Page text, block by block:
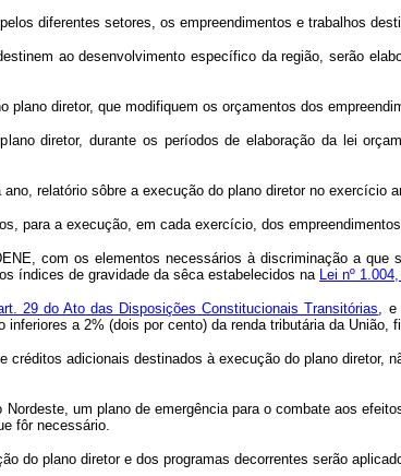
diferentes setores, os empreendimentos e trabalhos
ao desenvolvimento específico da região, serão
diretor, que modifiquem os orçamentos dos
durante os períodos de elaboração da lei
relatório sôbre a execução do plano diretor no exercício
para a execução, em cada exercício, dos
com os elementos necessários à discriminação a
índices de gravidade da sêca estabelecidos na Lei nº
29 do Ato das Disposições Constitucionais Transitórias, e
a 2% (dois por cento) da renda tributária da União,
adicionais destinados à execução do plano diretor,
um plano de emergência para o combate aos
fôr necessário.
do plano diretor e dos programas decorrentes serão